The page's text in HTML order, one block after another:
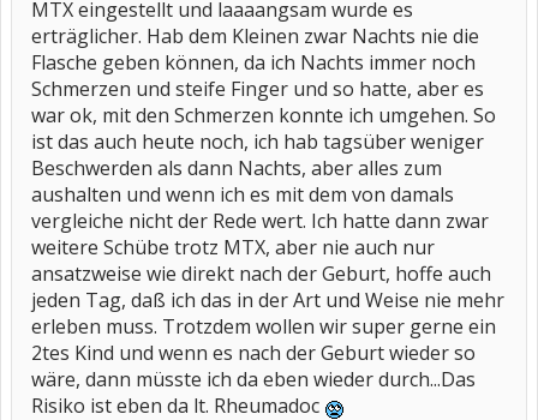
MTX eingestellt und laaaangsam wurde es
erträglicher. Hab dem Kleinen zwar Nachts nie die
Flasche geben können, da ich Nachts immer noch
Schmerzen und steife Finger und so hatte, aber es
war ok, mit den Schmerzen konnte ich umgehen. So
ist das auch heute noch, ich hab tagsüber weniger
Beschwerden als dann Nachts, aber alles zum
aushalten und wenn ich es mit dem von damals
vergleiche nicht der Rede wert. Ich hatte dann zwar
weitere Schübe trotz MTX, aber nie auch nur
ansatzweise wie direkt nach der Geburt, hoffe auch
jeden Tag, daß ich das in der Art und Weise nie mehr
erleben muss. Trotzdem wollen wir super gerne ein
2tes Kind und wenn es nach der Geburt wieder so
wäre, dann müsste ich da eben wieder durch...Das
Risiko ist eben da lt. Rheumadoc